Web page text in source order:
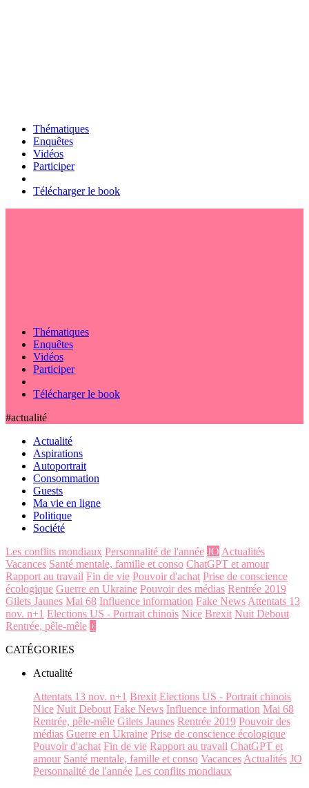
Thématiques
Enquêtes
Vidéos
Participer
Télécharger le book
Thématiques
Enquêtes
Vidéos
Participer
Télécharger le book
#actualité
Actualité
Aspirations
Autoportrait
Consommation
Guests
Ma vie en ligne
Politique
Société
Les conflits mondiaux Personnalité de l'année JO Actualités
Vacances Santé mentale, famille et conso ChatGPT et amour
Rapport au travail Fin de vie Pouvoir d'achat Prise de conscience
écologique Guerre en Ukraine Pouvoir des médias Rentrée 2019
Gilets Jaunes Mai 68 Influence information Fake News Attentats 13
nov. n+1 Elections US - Portrait chinois Nice Brexit Nuit Debout
Rentrée, pêle-mêle +
CATÉGORIES
Actualité
Attentats 13 nov. n+1 Brexit Elections US - Portrait chinois
Nice Nuit Debout Fake News Influence information Mai 68
Rentrée, pêle-mêle Gilets Jaunes Rentrée 2019 Pouvoir des
médias Guerre en Ukraine Prise de conscience écologique
Pouvoir d'achat Fin de vie Rapport au travail ChatGPT et
amour Santé mentale, famille et conso Vacances Actualités JO
Personnalité de l'année Les conflits mondiaux